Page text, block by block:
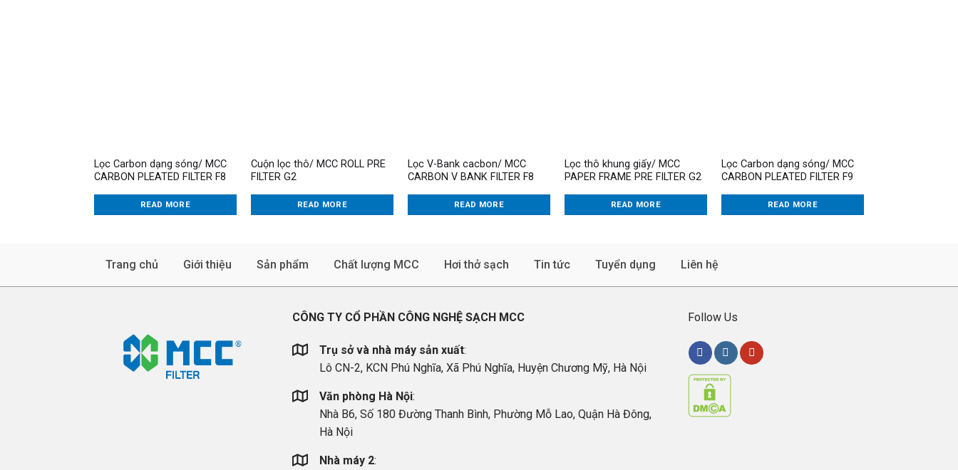
Lọc Carbon dạng sóng/ MCC
CARBON PLEATED FILTER F8
READ MORE
Cuộn lọc thô/ MCC ROLL PRE
FILTER G2
READ MORE
Lọc V-Bank cacbon/ MCC
CARBON V BANK FILTER F8
READ MORE
Lọc thô khung giấy/ MCC
PAPER FRAME PRE FILTER G2
READ MORE
Lọc Carbon dạng sóng/ MCC
CARBON PLEATED FILTER F9
READ MORE
Trang chủ Giới thiệu Sản phẩm Chất lượng MCC Hơi thở sạch Tin tức Tuyển dụng Liên hệ
CÔNG TY CỔ PHẦN CÔNG NGHỆ SẠCH MCC
Trụ sở và nhà máy sản xuất:
Lô CN-2, KCN Phú Nghĩa, Xã Phú Nghĩa, Huyện Chương Mỹ, Hà Nội
Văn phòng Hà Nội:
Nhà B6, Số 180 Đường Thanh Bình, Phường Mỗ Lao, Quận Hà Đông,
Hà Nội
Nhà máy 2:
Follow Us